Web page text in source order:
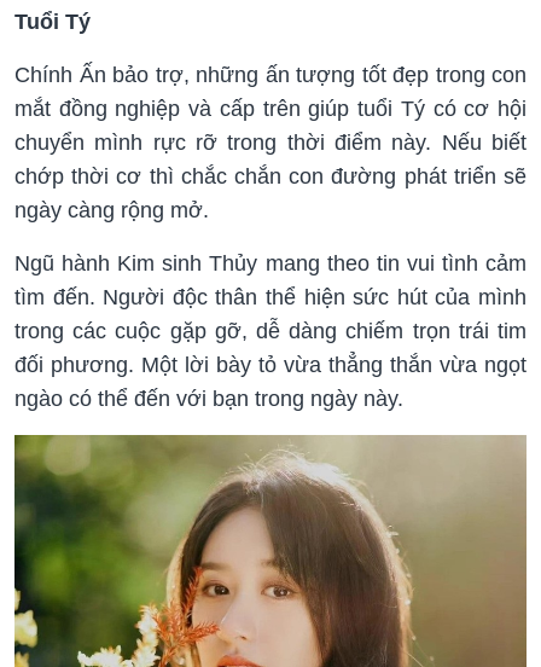
Tuổi Tý
Chính Ấn bảo trợ, những ấn tượng tốt đẹp trong con
mắt đồng nghiệp và cấp trên giúp tuổi Tý có cơ hội
chuyển mình rực rỡ trong thời điểm này. Nếu biết
chớp thời cơ thì chắc chắn con đường phát triển sẽ
ngày càng rộng mở.
Ngũ hành Kim sinh Thủy mang theo tin vui tình cảm
tìm đến. Người độc thân thể hiện sức hút của mình
trong các cuộc gặp gỡ, dễ dàng chiếm trọn trái tim
đối phương. Một lời bày tỏ vừa thẳng thắn vừa ngọt
ngào có thể đến với bạn trong ngày này.